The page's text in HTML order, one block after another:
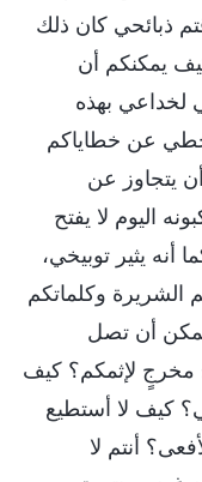
ذبائحي كان ذلك
يمكنكم أن
لخداعي بهذه
عن خطاياكم
يتجاوز عن
اليوم لا يفتح
أنه يثير توبيخي،
الشريرة وكلماتكم
أن تصل
مخرجٍ لإثمكم؟ كيف
كيف لا أستطيع
أنتم لا